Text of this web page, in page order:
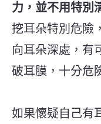
力，並不用特別
挖耳朵特別危險
向耳朵深處，有
破耳膜，十分危
如果懷疑自己有